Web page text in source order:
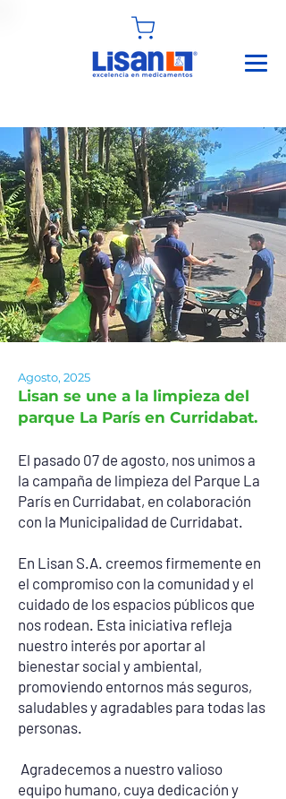
Agosto, 2025
Lisan se une a la limpieza del
parque La París en Curridabat.
El pasado 07 de agosto, nos unimos a
la campaña de limpieza del Parque La
París en Curridabat, en colaboración
con la Municipalidad de Curridabat.
En Lisan S.A. creemos firmemente en
el compromiso con la comunidad y el
cuidado de los espacios públicos que
nos rodean. Esta iniciativa refleja
nuestro interés por aportar al
bienestar social y ambiental,
promoviendo entornos más seguros,
saludables y agradables para todas las
personas.
Agradecemos a nuestro valioso
equipo humano, cuya dedicación y